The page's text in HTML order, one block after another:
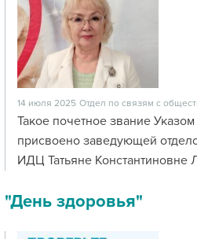
14 июля 2025 Отдел по связям с
Такое почетное звание
присвоено заведующей
ИДЦ Татьяне Константиновне
"День здоровья"